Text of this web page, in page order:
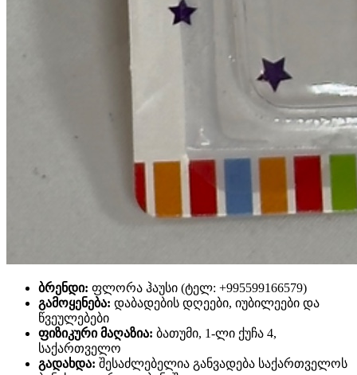
ბრენდი: ფლორა ჰაუსი (ტელ: +995599166579)
გამოყენება: დაბადების დღეები, იუბილეები და
წვეულებები
ფიზიკური მაღაზია: ბათუმი, 1-ლი ქუჩა 4,
საქართველო
გადახდა: შესაძლებელია განვადება საქართველოს